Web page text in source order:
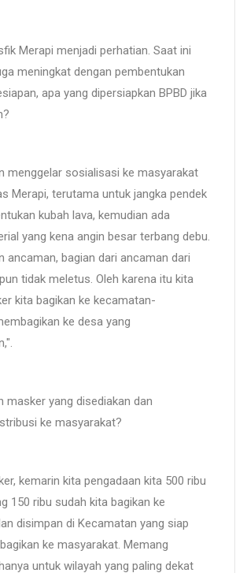
Merapi menjadi perhatian. Saat ini
meningkat dengan pembentukan
apa yang dipersiapkan BPBD jika
menggelar sosialisasi ke masyarakat
Merapi, terutama untuk jangka pendek
kubah lava, kemudian ada
yang kena angin besar terbang debu.
ancaman, bagian dari ancaman dari
tidak meletus. Oleh karena itu kita
kita bagikan ke kecamatan-
ke desa yang
masker yang disediakan dan
ke masyarakat?
kemarin kita pengadaan kita 500 ribu
150 ribu sudah kita bagikan ke
disimpan di Kecamatan yang siap
ke masyarakat. Memang
untuk wilayah yang paling dekat